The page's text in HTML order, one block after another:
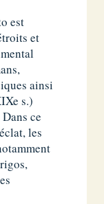
est
et
ainsi
s.)
ce
les